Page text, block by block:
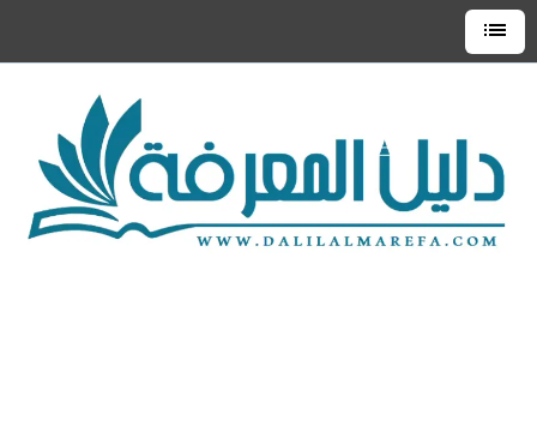
التجاوز
إلى
القائمة